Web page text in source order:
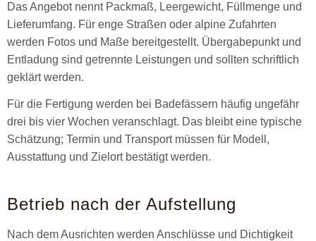
Das Angebot nennt Packmaß, Leergewicht, Füllmenge und
Lieferumfang. Für enge Straßen oder alpine Zufahrten
werden Fotos und Maße bereitgestellt. Übergabepunkt und
Entladung sind getrennte Leistungen und sollten schriftlich
geklärt werden.
Für die Fertigung werden bei Badefässern häufig ungefähr
drei bis vier Wochen veranschlagt. Das bleibt eine typische
Schätzung; Termin und Transport müssen für Modell,
Ausstattung und Zielort bestätigt werden.
Betrieb nach der Aufstellung
Nach dem Ausrichten werden Anschlüsse und Dichtigkeit